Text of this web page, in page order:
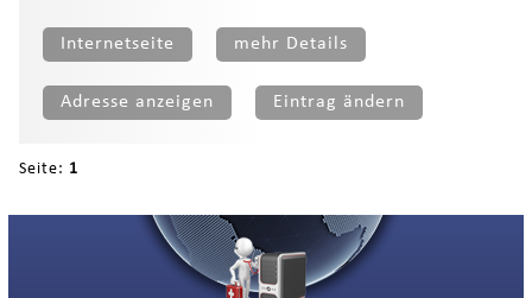
Internetseite mehr Details
Adresse anzeigen Eintrag ändern
Seite: 1